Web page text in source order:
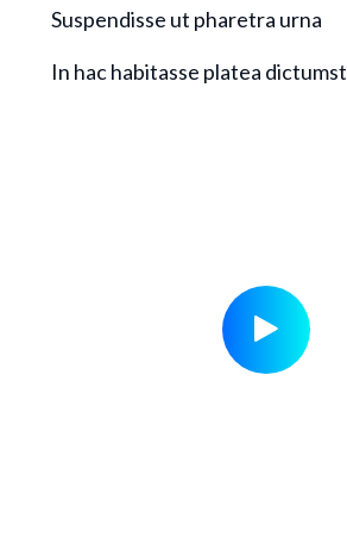
Suspendisse ut pharetra urna
In hac habitasse platea dictumst